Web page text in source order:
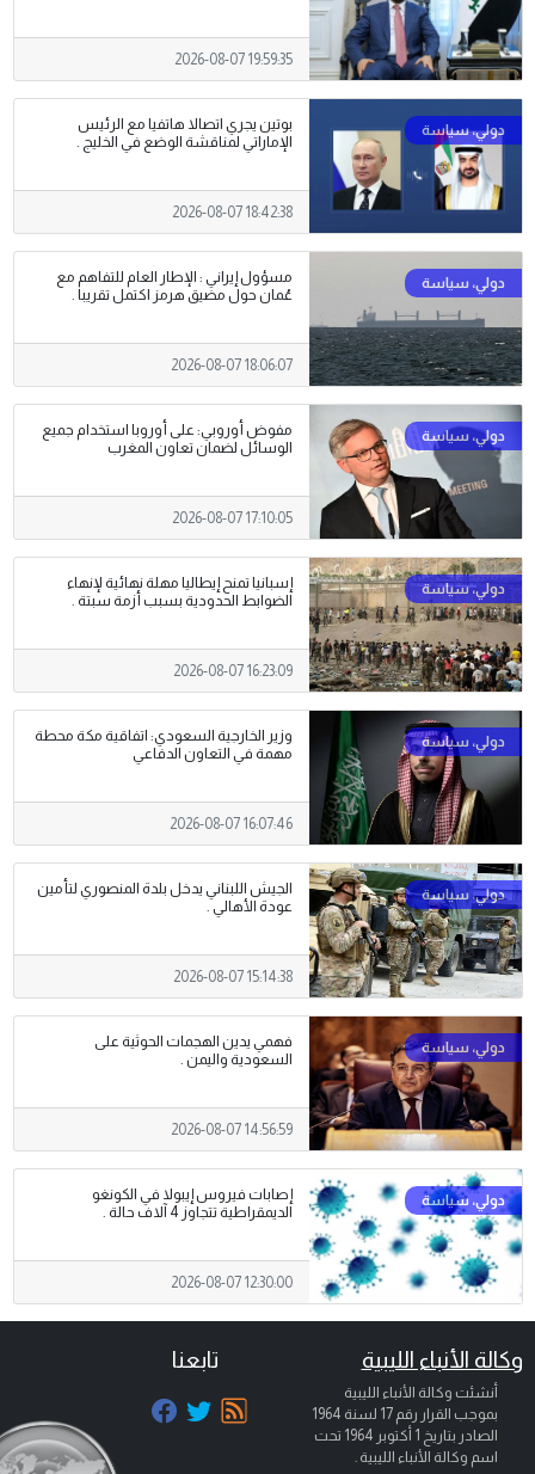
2026-08-07 19:59:35
بوتين يجري اتصالا هاتفيا مع الرئيس
الإماراتي لمناقشة الوضع في الخليج .
2026-08-07 18:42:38
مسؤول إيراني : الإطار العام للتفاهم مع
عُمان حول مضيق هرمز اكتمل تقريبا .
2026-08-07 18:06:07
مفوض أوروبي: على أوروبا استخدام جميع
الوسائل لضمان تعاون المغرب
2026-08-07 17:10:05
إسبانيا تمنح إيطاليا مهلة نهائية لإنهاء
الضوابط الحدودية بسبب أزمة سبتة .
2026-08-07 16:23:09
وزير الخارجية السعودي: اتفاقية مكة محطة
مهمة في التعاون الدفاعي
2026-08-07 16:07:46
الجيش اللبناني يدخل بلدة المنصوري لتأمين
عودة الأهالي .
2026-08-07 15:14:38
فهمي يدين الهجمات الحوثية على
السعودية واليمن .
2026-08-07 14:56:59
إصابات فيروس إيبولا في الكونغو
الديمقراطية تتجاوز 4 آلاف حالة .
2026-08-07 12:30:00
وكالة الأنباء الليبية
أنشئت وكالة الأنباء الليبية
بموجب القرار رقم 17 لسنة 1964
الصادر بتاريخ 1 أكتوبر 1964
تحت
اسم وكالة الأنباء الليبية .
تابعنا